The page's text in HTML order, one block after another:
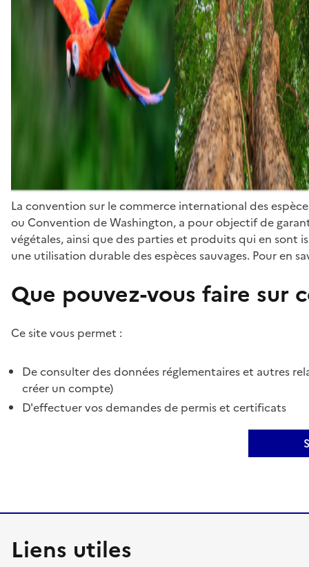
La convention sur le commerce international des
ou Convention de Washington, a pour objectif de
végétales, ainsi que des parties et produits qui en sont
une utilisation durable des espèces sauvages. Pour en
Que pouvez-vous faire sur
Ce site vous permet :
De consulter des données réglementaires et autres
créer un compte)
D'effectuer vos demandes de permis et certificats
Liens utiles